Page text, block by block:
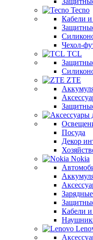
Tecno
Кабели и
Чехол-
TCL
ZTE
Посуда
Декор
Nokia
Кабели и